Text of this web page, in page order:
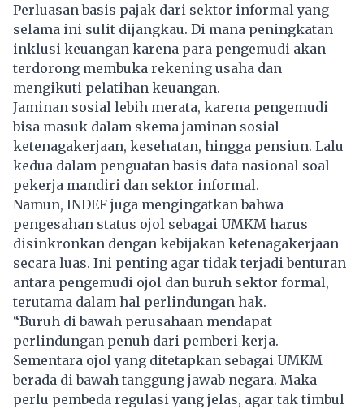
Perluasan basis pajak dari sektor informal yang
selama ini sulit dijangkau. Di mana peningkatan
inklusi keuangan karena para pengemudi akan
terdorong membuka rekening usaha dan
mengikuti pelatihan keuangan.
Jaminan sosial lebih merata, karena pengemudi
bisa masuk dalam skema jaminan sosial
ketenagakerjaan, kesehatan, hingga pensiun. Lalu
kedua dalam penguatan basis data nasional soal
pekerja mandiri dan sektor informal.
Namun, INDEF juga mengingatkan bahwa
pengesahan status ojol sebagai UMKM harus
disinkronkan dengan kebijakan ketenagakerjaan
secara luas. Ini penting agar tidak terjadi benturan
antara pengemudi ojol dan buruh sektor formal,
terutama dalam hal perlindungan hak.
“Buruh di bawah perusahaan mendapat
perlindungan penuh dari pemberi kerja.
Sementara ojol yang ditetapkan sebagai UMKM
berada di bawah tanggung jawab negara. Maka
perlu pembeda regulasi yang jelas, agar tak timbul